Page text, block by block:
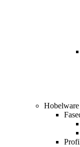
Hobelware